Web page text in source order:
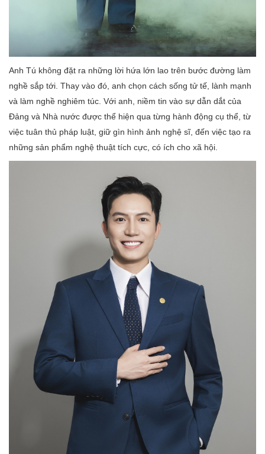
Anh Tú không đặt ra những lời hứa lớn lao trên bước đường làm
nghề sắp tới. Thay vào đó, anh chọn cách sống tử tế, lành mạnh
và làm nghề nghiêm túc. Với anh, niềm tin vào sự dẫn dắt của
Đảng và Nhà nước được thể hiện qua từng hành động cụ thể, từ
việc tuân thủ pháp luật, giữ gìn hình ảnh nghệ sĩ, đến việc tạo ra
những sản phẩm nghệ thuật tích cực, có ích cho xã hội.